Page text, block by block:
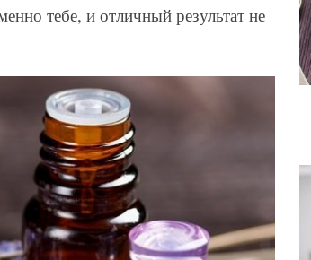
тебе, и отличный результат не